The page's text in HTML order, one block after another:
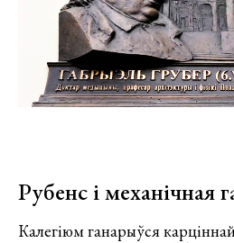
Рубенс і механічная
Калегіюм ганарыўся